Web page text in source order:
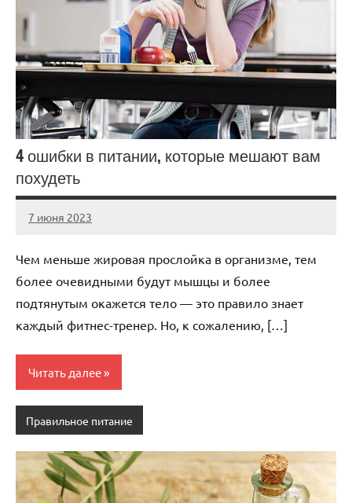
4 ошибки в питании, которые мешают вам
похудеть
7 июня 2023
scuralets_ru
Нет
Чем меньше жировая прослойка в организме, тем
более очевидными будут мышцы и более
подтянутым окажется тело — это правило знает
каждый фитнес-тренер. Но, к сожалению, […]
Читать далее
Правильное питание